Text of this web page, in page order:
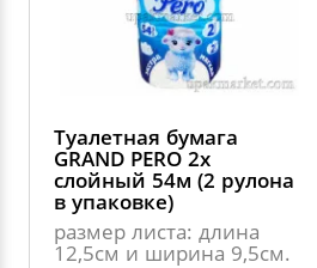
Туалетная бумага
GRAND PERO 2х
слойный 54м (2 рулона
в упаковке)
размер листа: длина
12,5см и ширина 9,5см.